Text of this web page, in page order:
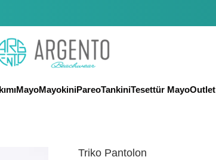
MayoMayokiniPareoTankiniTesettür MayoOutlet
Triko Pantolon